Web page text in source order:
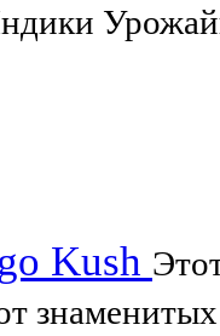
Kush